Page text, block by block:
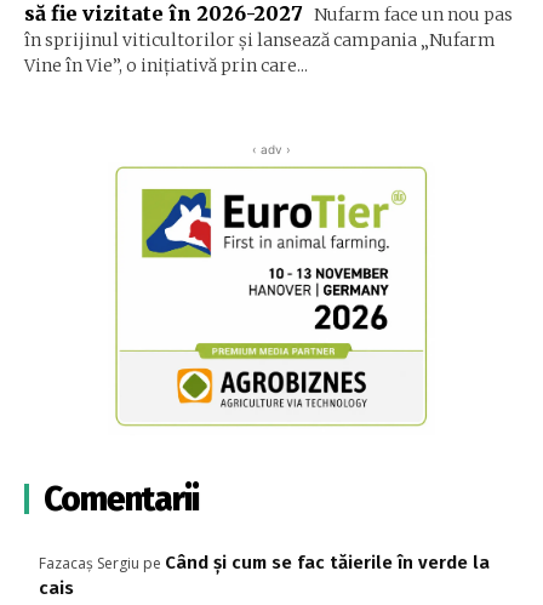
să fie vizitate în 2026-2027 Nufarm face un nou pas
în sprijinul viticultorilor și lansează campania „Nufarm
Vine în Vie”, o inițiativă prin care...
‹ adv ›
Comentarii
Fazacaș Sergiu pe Când și cum se fac tăierile în verde la
cais